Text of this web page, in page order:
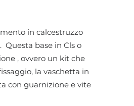
in calcestruzzo
base in Cls o
, ovvero un kit che
la vaschetta in
con guarnizione e vite